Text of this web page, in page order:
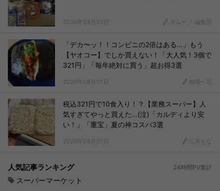
2026年08月02日 ヨムーノ 編集部
「デカ〜ッ！！コンビニの2倍はある…」もう
【ヤオコー】でしか買えない！「大人気！3個で
321円」「毎年絶対に買う」超お得3選
2026年08月01日 相場一花
税込321円で10食入り！？【業務スーパー】人
気すぎてやっと買えた…(泣)「カルディより安
い！」「重宝」夏の神コスパ3選
2026年08月01日 三木ちな
人気記事ランキング 24時間PV集計
スーパーマーケット